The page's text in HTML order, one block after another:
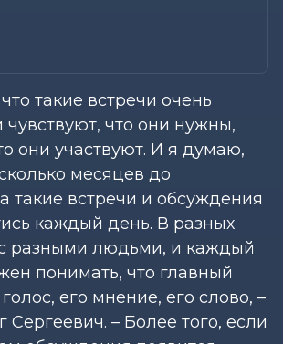
такие встречи очень
что они нужны,
они участвуют. И я думаю,
месяцев до
такие встречи и обсуждения
каждый день. В разных
разными людьми, и каждый
понимать, что главный
его мнение, его слово, –
Сергеевич. – Более того, если